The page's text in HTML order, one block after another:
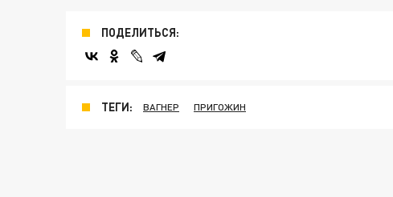
ПОДЕЛИТЬСЯ:
ТЕГИ: ВАГНЕР ПРИГОЖИН